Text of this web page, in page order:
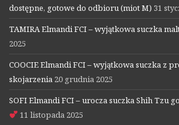
dostępne, gotowe do odbioru (miot M) 31
TAMIRA Elmandi FCI – wyjątkowa suczka
2025
COOCIE Elmandi FCI – wyjątkowa suczka z
skojarzenia 20 grudnia 2025
SOFI Elmandi FCI – urocza suczka Shih Tzu
11 listopada 2025